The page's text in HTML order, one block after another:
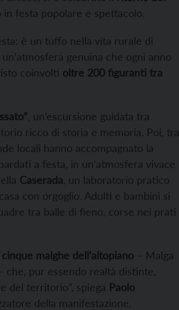
festa popolare e spettacolo.
è un tuffo nella vita rurale di
genuina che ogni anno
coinvolti oltre 200 figuranti tra
, un’escursione guidata tra
ricco di storia e memoria. Poi, tra
locali hanno accompagnato la
a festa, in un’atmosfera vivace
Caserada , un laboratorio pratico
con orgoglio. Adulti e bambini si
tra balle di fieno, corse nei prati
cinque malghe dell’altopiano – Malga
che, pur essendo realtà distinte,
del territorio”, spiega Paolo
della manifestazione.